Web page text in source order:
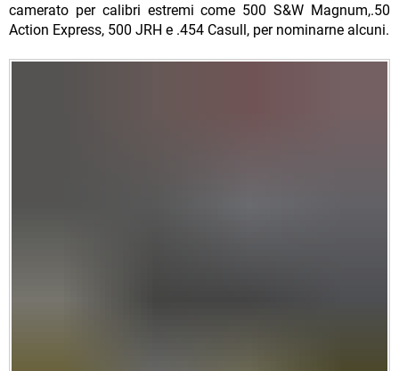
camerato per calibri estremi come 500 S&W Magnum,.50
Action Express, 500 JRH e .454 Casull, per nominarne alcuni.